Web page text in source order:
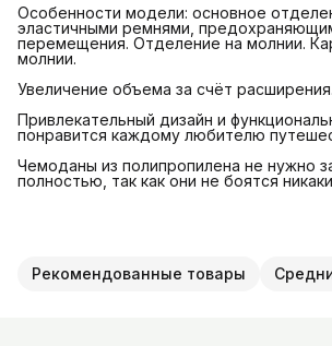
Особенности модели: основное
эластичными ремнями,
перемещения. Отделение на молнии.
молнии.
Увеличение объема за счёт расширения.
Привлекательный дизайн и
понравится каждому любителю
Чемоданы из полипропилена не нужно
полностью, так как они не боятся
Рекомендованные товары